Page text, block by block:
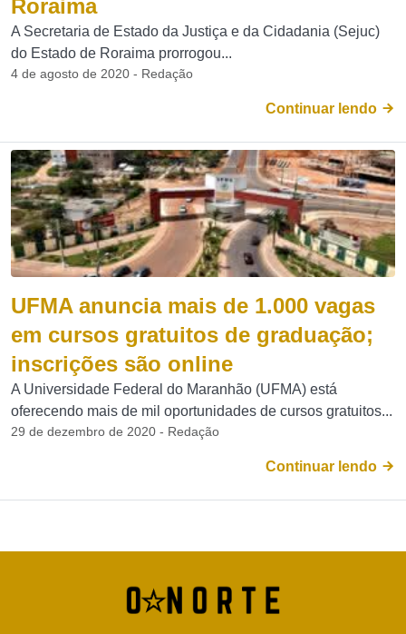
Roraima
A Secretaria de Estado da Justiça e da Cidadania (Sejuc)
do Estado de Roraima prorrogou...
4 de agosto de 2020 - Redação
Continuar lendo
UFMA anuncia mais de 1.000 vagas
em cursos gratuitos de graduação;
inscrições são online
A Universidade Federal do Maranhão (UFMA) está
oferecendo mais de mil oportunidades de cursos gratuitos...
29 de dezembro de 2020 - Redação
Continuar lendo